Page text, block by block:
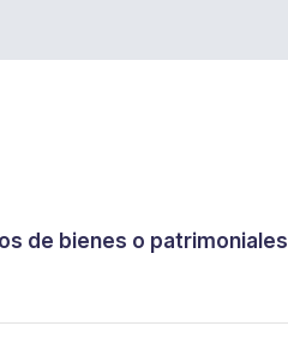
de bienes o patrimoniales